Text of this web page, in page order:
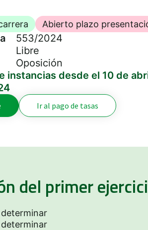
Abierto plazo
553/2024
Libre
Oposición
instancias desde el 10 de
Ir al pago de tasas
del primer
determinar